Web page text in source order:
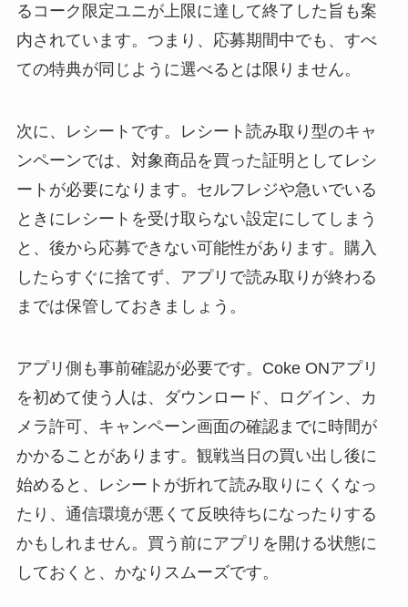
るコーク限定ユニが上限に達して終了した旨も案
内されています。つまり、応募期間中でも、すべ
ての特典が同じように選べるとは限りません。
次に、レシートです。レシート読み取り型のキャ
ンペーンでは、対象商品を買った証明としてレシ
ートが必要になります。セルフレジや急いでいる
ときにレシートを受け取らない設定にしてしまう
と、後から応募できない可能性があります。購入
したらすぐに捨てず、アプリで読み取りが終わる
までは保管しておきましょう。
アプリ側も事前確認が必要です。Coke ONアプリ
を初めて使う人は、ダウンロード、ログイン、カ
メラ許可、キャンペーン画面の確認までに時間が
かかることがあります。観戦当日の買い出し後に
始めると、レシートが折れて読み取りにくくなっ
たり、通信環境が悪くて反映待ちになったりする
かもしれません。買う前にアプリを開ける状態に
しておくと、かなりスムーズです。